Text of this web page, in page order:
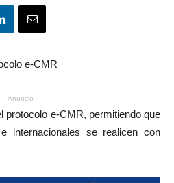
e-CMR
- Anuncio -
protocolo e-CMR, permitiendo que
internacionales se realicen con